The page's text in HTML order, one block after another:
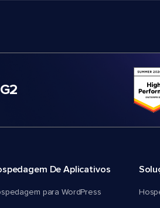
De Aplicativos
para WordPress